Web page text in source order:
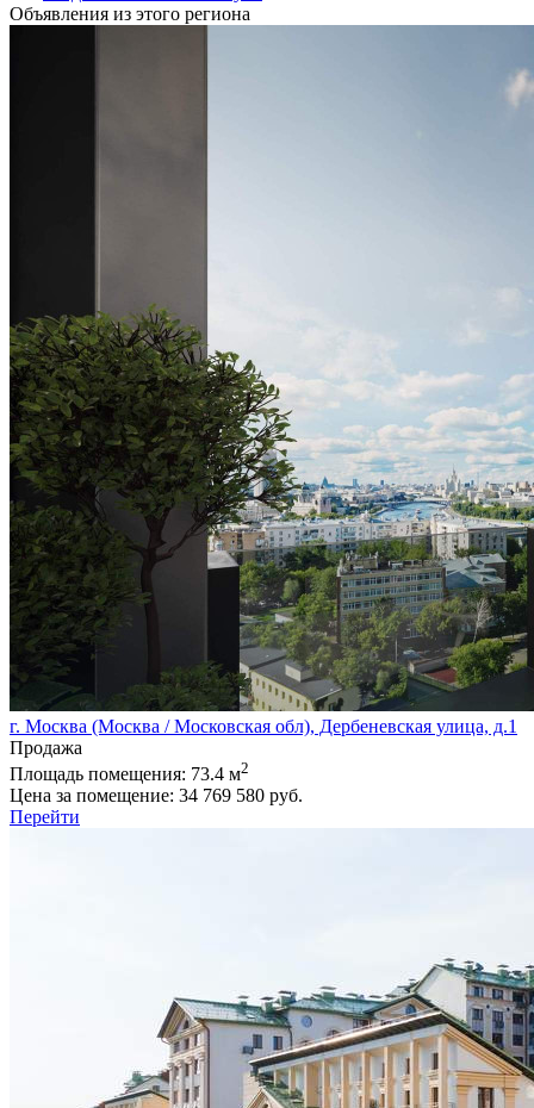
Объявления из этого региона
г. Москва (Москва / Московская обл), Дербеневская улица, д.1
Продажа
Площадь помещения: 73.4 м2
Цена за помещение: 34 769 580 руб.
Перейти